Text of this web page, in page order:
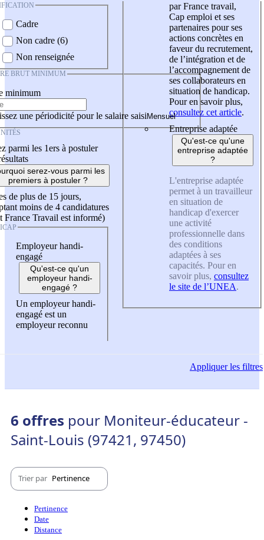
Cadre
Non cadre (6)
Non renseignée
BRUT MINIMUM
minimum
une périodicité pour le salaire saisi
parmi les 1ers à postuler
serez-vous parmi les
premiers à postuler ?
de plus de 15 jours,
moins de 4 candidatures
France Travail est informé)
Employeur handi-
engagé
Qu'est-ce qu'un
employeur handi-
engagé ?
Un employeur handi-
engagé est un
employeur reconnu
par France travail,
Cap emploi et ses
partenaires pour ses
actions concrètes en
faveur du recrutement,
de l’intégration et de
l’accompagnement de
ses collaborateurs en
situation de handicap.
Pour en savoir plus,
consultez cet article.
Entreprise adaptée
Qu'est-ce qu'une
entreprise adaptée
?
L'entreprise adaptée
permet à un travailleur
en situation de
handicap d'exercer
une activité
professionnelle dans
des conditions
adaptées à ses
capacités. Pour en
savoir plus, consultez
le site de l’UNEA.
Appliquerles filtres
6 offres pour Moniteur-éducateur -
Saint-Louis (97421, 97450)
Trier par Pertinence
Pertinence
Date
Distance